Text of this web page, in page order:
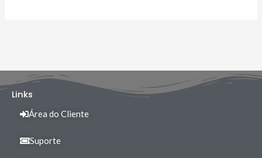
Links
Área do Cliente
Suporte